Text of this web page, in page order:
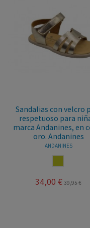
Sandalias con velcro
respetuoso para
marca Andanines, en
oro. Andanines
ANDANINES
34,00 € 39,95 €